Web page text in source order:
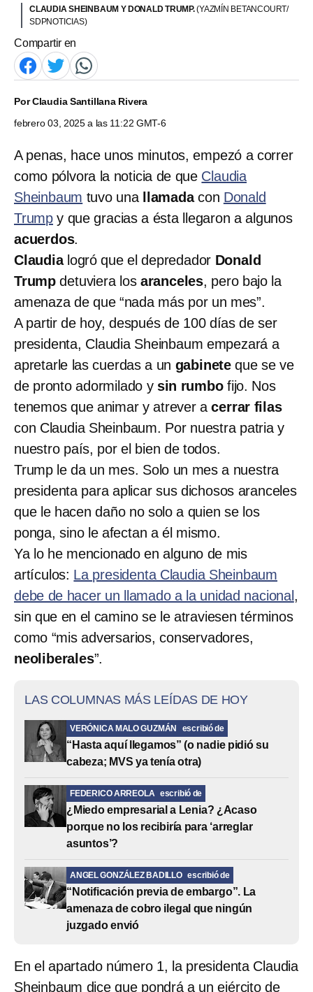
CLAUDIA SHEINBAUM Y DONALD TRUMP.(YAZMÍN BETANCOURT/
SDPNOTICIAS)
Compartir en
PorClaudia Santillana Rivera
febrero 03, 2025 a las 11:22 GMT-6
A penas, hace unos minutos, empezó a correr
como pólvora la noticia de que Claudia
Sheinbaum tuvo una llamadacon Donald
Trump y que gracias a ésta llegaron a algunos
acuerdos.
Claudialogró que el depredador Donald
Trump detuviera los aranceles, pero bajo la
amenaza de que “nada más por un mes”.
A partir de hoy, después de 100 días de ser
presidenta, Claudia Sheinbaum empezará a
apretarle las cuerdas a un gabinete que se ve
de pronto adormilado y sin rumbofijo. Nos
tenemos que animar y atrever acerrar filas
con Claudia Sheinbaum. Por nuestra patria y
nuestro país, por el bien de todos.
Trump le da un mes. Solo un mes a nuestra
presidenta para aplicar sus dichosos aranceles
que le hacen daño no solo a quien se los
ponga, sino le afectan a él mismo.
Ya lo he mencionado en alguno de mis
artículos: La presidenta Claudia Sheinbaum
debe de hacer un llamado a la unidad nacional ,
sin que en el camino se le atraviesen términos
como “mis adversarios, conservadores,
neoliberales”.
LAS COLUMNAS MÁS LEÍDAS DE HOY
VERÓNICA MALO GUZMÁN escribió de
“Hasta aquí llegamos” (o nadie pidió su
cabeza; MVS ya tenía otra)
FEDERICO ARREOLA escribió de
¿Miedo empresarial a Lenia? ¿Acaso
porque no los recibiría para ‘arreglar
asuntos’?
ANGEL GONZÁLEZ BADILLO escribió de
“Notificación previa de embargo”. La
amenaza de cobro ilegal que ningún
juzgado envió
En el apartado número 1, la presidenta Claudia
Sheinbaum dice que pondrá a un ejército de